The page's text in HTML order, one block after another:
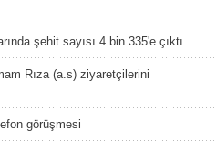
şehit sayısı 4 bin 335'e çıktı
Rıza (a.s) ziyaretçilerini
görüşmesi